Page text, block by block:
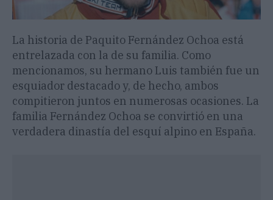
La historia de Paquito Fernández Ochoa está
entrelazada con la de su familia. Como
mencionamos, su hermano Luis también fue un
esquiador destacado y, de hecho, ambos
compitieron juntos en numerosas ocasiones. La
familia Fernández Ochoa se convirtió en una
verdadera dinastía del esquí alpino en España.